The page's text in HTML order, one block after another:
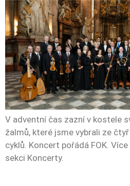
V adventní čas zazní v kostele
žalmů, které jsme vybrali ze
cyklů. Koncert pořádá FOK.
sekci Koncerty.